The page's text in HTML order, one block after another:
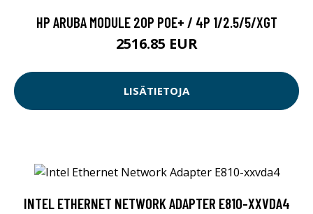
HP ARUBA MODULE 20P POE+ / 4P 1/2.5/5/XGT
2516.85 EUR
LISÄTIETOJA
INTEL ETHERNET NETWORK ADAPTER E810-XXVDA4